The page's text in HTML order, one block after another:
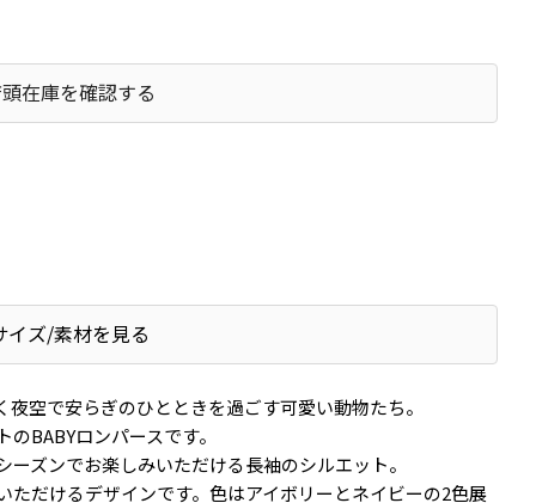
在庫を確認する
イズ/素材を見る
空で安らぎのひとときを過ごす可愛い動物たち。
BABYロンパースです。
ズンでお楽しみいただける長袖のシルエット。
だけるデザインです。色はアイボリーとネイビーの2色展